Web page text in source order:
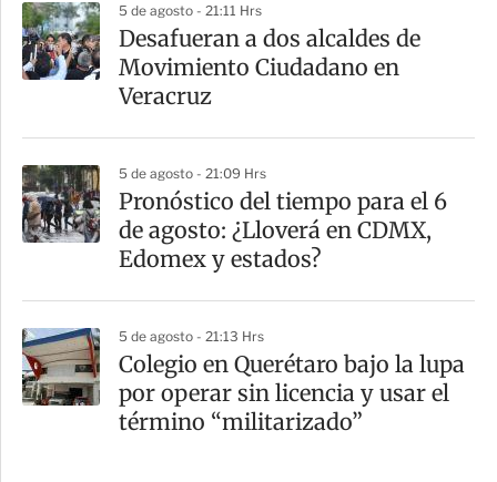
5 de agosto - 21:11 Hrs
Desafueran a dos alcaldes de
Movimiento Ciudadano en
Veracruz
5 de agosto - 21:09 Hrs
Pronóstico del tiempo para el 6
de agosto: ¿Lloverá en CDMX,
Edomex y estados?
5 de agosto - 21:13 Hrs
Colegio en Querétaro bajo la lupa
por operar sin licencia y usar el
término “militarizado”